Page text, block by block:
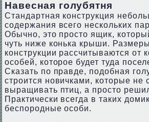
Навесная голубятня
Стандартная конструкция
содержания всего нескольких
Обычно, это просто ящик,
чуть ниже конька крыши.
конструкции рассчитываются от
особей, которое будет туда
Сказать по правде, подобная
строится новичками, которые не
выращивать птиц, а просто
Практически всегда в таких
беспородные особи.